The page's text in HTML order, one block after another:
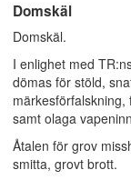
Domskäl
Domskäl.
I enlighet med
dömas för stöld,
samt olaga
Åtalen för grov
smitta, grovt brott.